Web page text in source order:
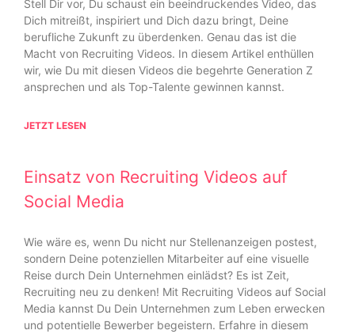
Stell Dir vor, Du schaust ein beeindruckendes Video, das
Dich mitreißt, inspiriert und Dich dazu bringt, Deine
berufliche Zukunft zu überdenken. Genau das ist die
Macht von Recruiting Videos. In diesem Artikel enthüllen
wir, wie Du mit diesen Videos die begehrte Generation Z
ansprechen und als Top-Talente gewinnen kannst.
JETZT LESEN
Einsatz von Recruiting Videos auf
Social Media
Wie wäre es, wenn Du nicht nur Stellenanzeigen postest,
sondern Deine potenziellen Mitarbeiter auf eine visuelle
Reise durch Dein Unternehmen einlädst? Es ist Zeit,
Recruiting neu zu denken! Mit Recruiting Videos auf Social
Media kannst Du Dein Unternehmen zum Leben erwecken
und potentielle Bewerber begeistern. Erfahre in diesem